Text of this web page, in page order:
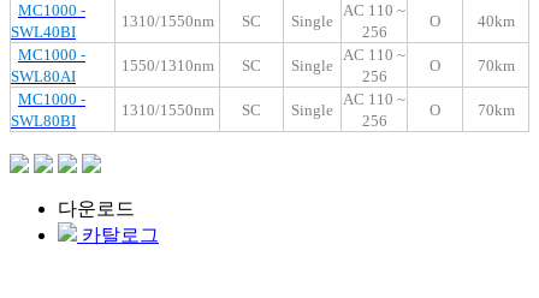
MC1000 -
SWL40BI
1310/1550nm SC Single
AC 110 ~
256
O
40km
MC1000 -
SWL80AI
1550/1310nm SC Single
AC 110 ~
256
O 70km
MC1000 -
SWL80BI
1310/1550nm SC Single
AC 110 ~
256
O 70km
다운로드
카탈로그